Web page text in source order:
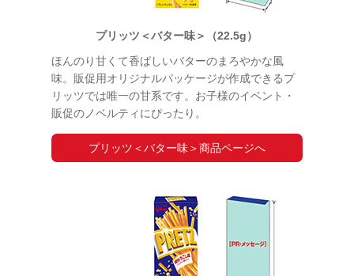
プリッツ＜バター味＞（22.5g）
ほんのり甘くて香ばしいバターのまろやかな風
味。販促用オリジナルパッケージが作成できるプ
リッツでは唯一の甘系です。お子様のイベント・
販促のノベルティにぴったり。
プリッツ＜バター味＞商品ページへ